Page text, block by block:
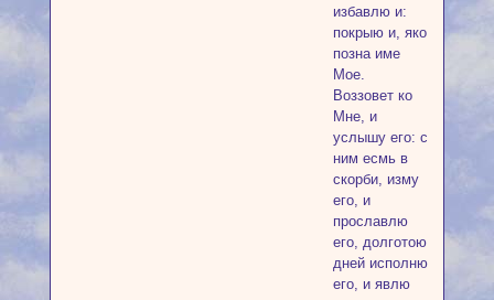
избавлю и:
покрыю и, яко
позна име
Мое.
Воззовет ко
Мне, и
услышу его: с
ним есмь в
скорби, изму
его, и
прославлю
его, долготою
дней исполню
его, и явлю